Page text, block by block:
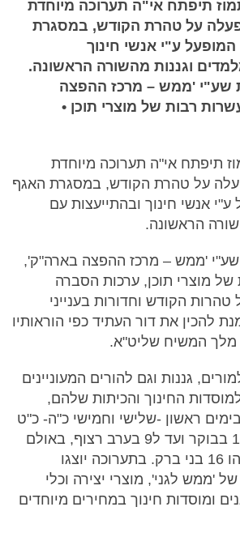
תיפתח אי"ה תערוכה מיוחדת
על טהרת הקודש, במסגרת
ע"י אנשי חינוך
וגננות מהשורה הראשונה.
שע"י 'ממש – מרכז ההפצה
רבות של מוצרי תוכן •
תיפתח אי"ה תערוכה מיוחדת
על טהרת הקודש, במסגרת האגף
אנשי חינוך ובהתייעצות עם
הראשונה.
'ממש – מרכז ההפצה בארה"ק',
של מוצרי תוכן, ערכות הסברה
טהרות הקודש וחדורות בענייני
להכין את דור העתיד כפי הוראותיו
מלך המשיח שליט"א.
גננות וגם להורים המעוניינים
החינוך והכיתות שלהם,
ראשון -שלישי וחמישי כ"ה- כ"ט
תמוז, בין השעות 11 בבוקר ועד ל9 בערב רצוף, באולם
'ממש', רחוב מתתיהו 16 בני ברק. בתערוכה יוצגו
'ממש לגני', מוצרי יצירה וכלי
ומוסדות חינוך במחירים מיוחדים